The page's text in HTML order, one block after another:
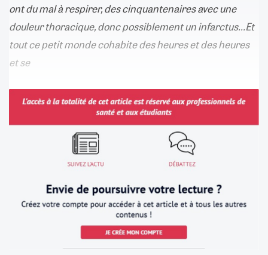
ont du mal à respirer, des cinquantenaires avec une
douleur thoracique, donc possiblement un infarctus...Et
tout ce petit monde cohabite des heures et des heures
et se